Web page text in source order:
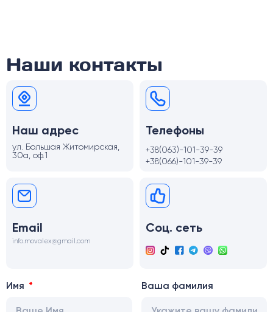
Наши контакты
Наш адрес
ул. Большая Житомирская,
30а, оф.1
Телефоны
+38(063)-101-39-39
+38(066)-101-39-39
Email
info.movalex@gmail.com
Соц. сеть
Имя Ваша фамилия